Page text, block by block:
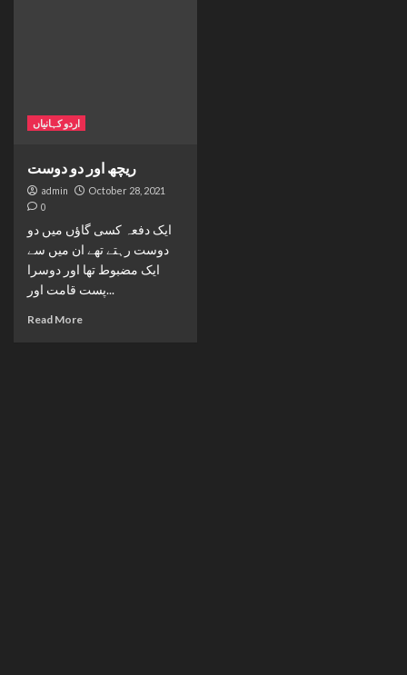
اردو کہانیاں
ریچھ اور دو دوست
admin October 28, 2021
0
ایک دفعہ کسی گاؤں میں دو
دوست رہتے تھے ان میں سے
ایک مضبوط تھا اور دوسرا
پست قامت اور...
Read More